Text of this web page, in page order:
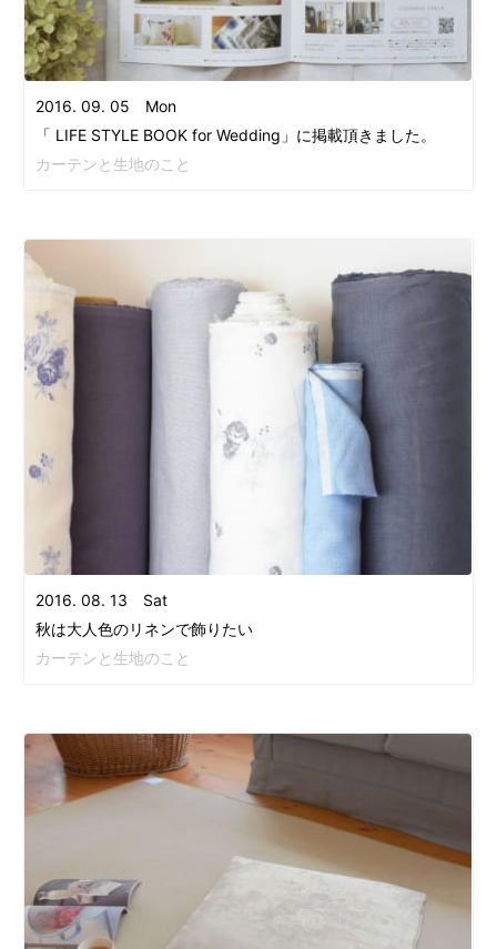
2016. 09. 05 Mon
「 LIFE STYLE BOOK for Wedding」に掲載頂きました。
カーテンと生地のこと
2016. 08. 13 Sat
秋は大人色のリネンで飾りたい
カーテンと生地のこと